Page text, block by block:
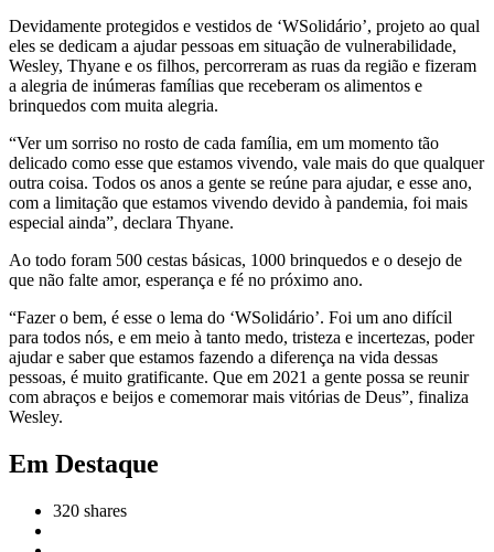
Devidamente protegidos e vestidos de ‘WSolidário’, projeto ao qual
eles se dedicam a ajudar pessoas em situação de vulnerabilidade,
Wesley, Thyane e os filhos, percorreram as ruas da região e fizeram
a alegria de inúmeras famílias que receberam os alimentos e
brinquedos com muita alegria.
“Ver um sorriso no rosto de cada família, em um momento tão
delicado como esse que estamos vivendo, vale mais do que qualquer
outra coisa. Todos os anos a gente se reúne para ajudar, e esse ano,
com a limitação que estamos vivendo devido à pandemia, foi mais
especial ainda”, declara Thyane.
Ao todo foram 500 cestas básicas, 1000 brinquedos e o desejo de
que não falte amor, esperança e fé no próximo ano.
“Fazer o bem, é esse o lema do ‘WSolidário’. Foi um ano difícil
para todos nós, e em meio à tanto medo, tristeza e incertezas, poder
ajudar e saber que estamos fazendo a diferença na vida dessas
pessoas, é muito gratificante. Que em 2021 a gente possa se reunir
com abraços e beijos e comemorar mais vitórias de Deus”, finaliza
Wesley.
Em Destaque
320 shares